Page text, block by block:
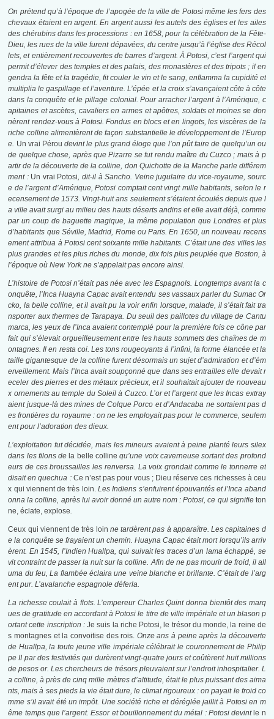
On prétend qu’à l’époque de l’apogée de la ville de Potosi même les fers des
chevaux étaient en argent. En argent aussi les autels des églises et les ailes
des chérubins dans les processions : en 1658, pour la célébration de la Fête-
Dieu, les rues de la ville furent dépavées, du centre jusqu’à l’église des Récol
lets, et entièrement recouvertes de barres d’argent. À Potosi, c’est l’argent qui
permit d’élever des temples et des palais, des monastères et des tripots ; il en
gendra la fête et la tragédie, fit couler le vin et le sang, enflamma la cupidité et
multiplia le gaspillage et l’aventure. L’épée et la croix s’avançaient côte à côte
dans la conquête et le pillage colonial. Pour arracher l’argent à l’Amérique, c
apitaines et ascètes, cavaliers en armes et apôtres, soldats et moines se don
nèrent rendez-vous à Potosi. Fondus en blocs et en lingots, les viscères de la
riche colline alimentèrent de façon substantielle le développement de l’Europ
e. Un vrai Pérou devint le plus grand éloge que l’on pût faire de quelqu’un ou
de quelque chose, après que Pizarre se fut rendu maître du Cuzco ; mais à p
artir de la découverte de la colline, don Quichotte de la Manche parle différem
ment : Un vrai Potosi, dit-il à Sancho. Veine jugulaire du vice-royaume, sourc
e de l’argent d’Amérique, Potosi comptait cent vingt mille habitants, selon le r
ecensement de 1573. Vingt-huit ans seulement s’étaient écoulés depuis que l
a ville avait surgi au milieu des hauts déserts andins et elle avait déjà, comme
par un coup de baguette magique, la même population que Londres et plus
d’habitants que Séville, Madrid, Rome ou Paris. En 1650, un nouveau recens
ement attribua à Potosi cent soixante mille habitants. C’était une des villes les
plus grandes et les plus riches du monde, dix fois plus peuplée que Boston, à
l’époque où New York ne s’appelait pas encore ainsi.
L’histoire de Potosi n’était pas née avec les Espagnols. Longtemps avant la c
onquête, l’Inca Huayna Capac avait entendu ses vassaux parler du Sumac Or
cko, la belle colline, et il avait pu la voir enfin lorsque, malade, il s’était fait tra
nsporter aux thermes de Tarapaya. Du seuil des paillotes du village de Cantu
marca, les yeux de l’Inca avaient contemplé pour la première fois ce cône par
fait qui s’élevait orgueilleusement entre les hauts sommets des chaînes de m
ontagnes. Il en resta coi. Les tons rougeoyants à l’infini, la forme élancée et la
taille gigantesque de la colline furent désormais un sujet d’admiration et d’ém
erveillement. Mais l’Inca avait soupçonné que dans ses entrailles elle devait r
eceler des pierres et des métaux précieux, et il souhaitait ajouter de nouveau
x ornements au temple du Soleil à Cuzco. L’or et l’argent que les Incas extray
aient jusque-là des mines de Colque Porco et d’Andacaba ne sortaient pas d
es frontières du royaume : on ne les employait pas pour le commerce, seulem
ent pour l’adoration des dieux.
L’exploitation fut décidée, mais les mineurs avaient à peine planté leurs silex
dans les filons de la belle colline qu’une voix caverneuse sortant des profond
eurs de ces broussailles les renversa. La voix grondait comme le tonnerre et
disait en quechua : Ce n’est pas pour vous ; Dieu réserve ces richesses à ceu
x qui viennent de très loin.Les Indiens s’enfuirent épouvantés et l’Inca aband
onna la colline, après lui avoir donné un autre nom : Potosi, ce qui signifie ton
ne, éclate, explose.
Ceux qui viennent de très loin ne tardèrent pas à apparaître. Les capitaines d
e la conquête se frayaient un chemin. Huayna Capac était mort lorsqu’ils arriv
èrent. En 1545, l’Indien Huallpa, qui suivait les traces d’un lama échappé, se
vit contraint de passer la nuit sur la colline. Afin de ne pas mourir de froid, il all
uma du feu, La flambée éclaira une veine blanche et brillante. C’était de l’arg
ent pur. L’avalanche espagnole déferla.
La richesse coulait à flots. L’empereur Charles Quint donna bientôt des marq
ues de gratitude en accordant à Potosi le titre de ville impériale et un blason p
ortant cette inscription :Je suis la riche Potosi, le trésor du monde, la reine de
s montagnes et la convoitise des rois. Onze ans à peine après la découverte
de Huallpa, la toute jeune ville impériale célébrait le couronnement de Philip
pe II par des festivités qui durèrent vingt-quatre jours et coûtèrent huit millions
de pesos or. Les chercheurs de trésors pleuvaient sur l’endroit inhospitalier. L
a colline, à près de cinq mille mètres d’altitude, était le plus puissant des aima
nts, mais à ses pieds la vie était dure, le climat rigoureux : on payait le froid co
mme s’il avait été un impôt. Une société riche et déréglée jaillit à Potosi en m
ême temps que l’argent. Essor et bouillonnement du métal : Potosi devint le n